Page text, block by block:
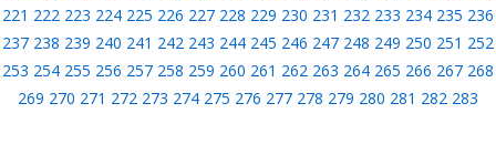
221 222 223 224 225 226 227 228 229 230 231 232 233 234 235 236
237 238 239 240 241 242 243 244 245 246 247 248 249 250 251 252
253 254 255 256 257 258 259 260 261 262 263 264 265 266 267 268
269 270 271 272 273 274 275 276 277 278 279 280 281 282 283